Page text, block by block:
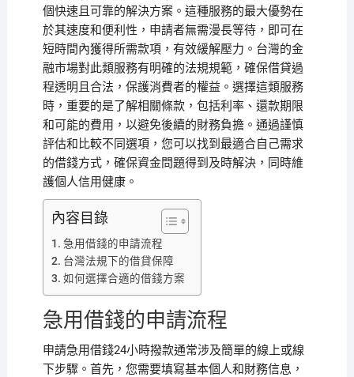
個快速且可靠的解決方案。這種服務的最大優勢在
於其速度和便利性，申請者無需漫長等待，即可在
短時間內獲得所需款項，有效緩解壓力。台灣的金
融市場對此類服務有明確的法規規範，確保借貸過
程透明且合法，保護消費者的權益。選擇這類服務
時，重要的是了解相關條款，包括利率、還款期限
和可能的費用，以避免後續的財務負擔。通過謹慎
評估和比較不同選項，您可以找到最適合自己需求
的借錢方式，確保資金問題得到及時解決，同時維
護個人信用健康。
內容目錄
急用借錢的申請流程
台灣法規下的借貸保障
如何選擇合適的借錢方案
急用借錢的申請流程
申請急用借錢24小時撥款通常涉及簡單的線上或線
下步驟。首先，您需要填寫基本個人和財務信息，